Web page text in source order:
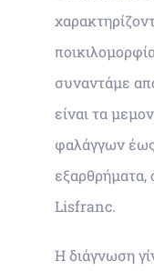
συναντάμε
είναι τα
φαλάγγων
Lisfranc.
Η διάγνωση